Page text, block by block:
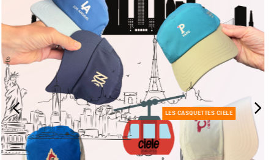
LA CLIFTON PRO
EST ARRIVÉE!!!